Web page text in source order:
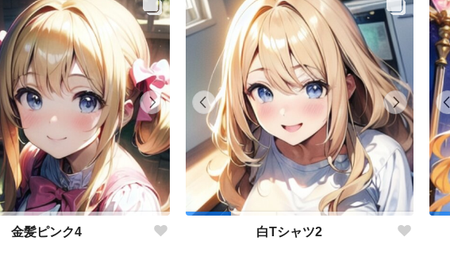
金髪ピンク4 白Tシャツ2